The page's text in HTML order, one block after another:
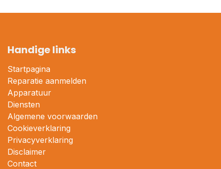
Handige links
Startpagina
Reparatie aanmelden
Apparatuur
Diensten
Algemene voorwaarden
Cookieverklaring
Privacyverklaring
Disclaimer
Contact